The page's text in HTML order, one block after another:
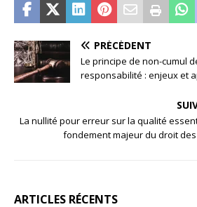
PRÉCÉDENT
Le principe de non-cumul
responsabilité : enjeux et
La nullité pour erreur sur la qualité
fondement majeur du droit
ARTICLES RÉCENTS